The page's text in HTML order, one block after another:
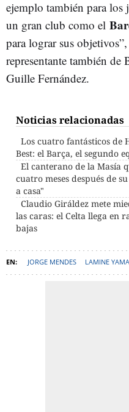
ejemplo también para los
un gran club como el
para lograr sus
representante también de
Guille Fernández.
Noticias relacionadas
Los cuatro fantásticos de
Best: el Barça, el segundo
El canterano de la Masía
cuatro meses después de
a casa"
Claudio Giráldez mete
las caras: el Celta llega en
bajas
JORGE MENDES LAMINE